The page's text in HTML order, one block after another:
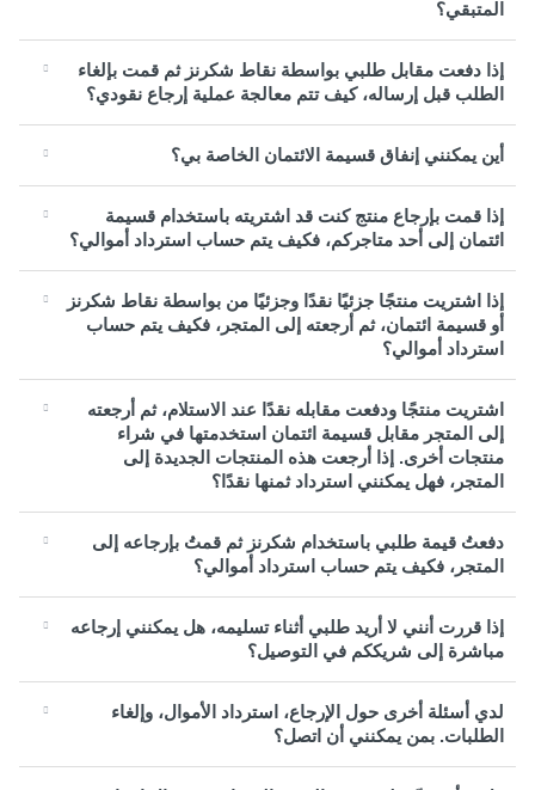
المتبقي؟
إذا دفعت مقابل طلبي بواسطة نقاط شكرنز ثم قمت بإلغاء
الطلب قبل إرساله، كيف تتم معالجة عملية إرجاع نقودي؟
أين يمكنني إنفاق قسيمة الائتمان الخاصة بي؟
إذا قمت بإرجاع منتج كنت قد اشتريته باستخدام قسيمة
ائتمان إلى أحد متاجركم، فكيف يتم حساب استرداد أموالي؟
إذا اشتريت منتجًا جزئيًا نقدًا وجزئيًا من بواسطة نقاط شكرنز
أو قسيمة ائتمان، ثم أرجعته إلى المتجر، فكيف يتم حساب
استرداد أموالي؟
اشتريت منتجًا ودفعت مقابله نقدًا عند الاستلام، ثم أرجعته
إلى المتجر مقابل قسيمة ائتمان استخدمتها في شراء
منتجات أخرى. إذا أرجعت هذه المنتجات الجديدة إلى
المتجر، فهل يمكنني استرداد ثمنها نقدًا؟
دفعتُ قيمة طلبي باستخدام شكرنز ثم قمتُ بإرجاعه إلى
المتجر، فكيف يتم حساب استرداد أموالي؟
إذا قررت أنني لا أريد طلبي أثناء تسليمه، هل يمكنني إرجاعه
مباشرة إلى شريككم في التوصيل؟
لدي أسئلة أخرى حول الإرجاع، استرداد الأموال، وإلغاء
الطلبات. بمن يمكنني أن اتصل؟